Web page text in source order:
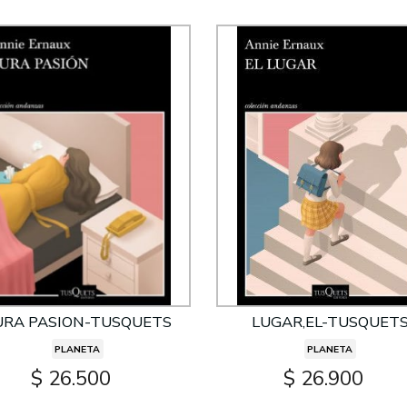
PASION-TUSQUETS
PLANETA
$ 26.500
LUGAR,EL-
PLANETA
$ 26.900